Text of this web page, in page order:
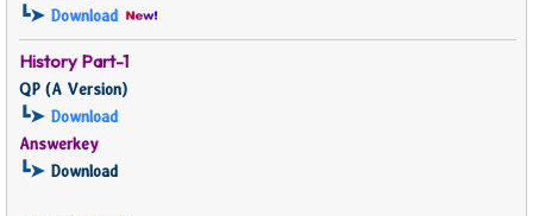
┗➤ Download
History Part-1
QP (A Version)
┗➤ Download
Answerkey
┗➤ Download